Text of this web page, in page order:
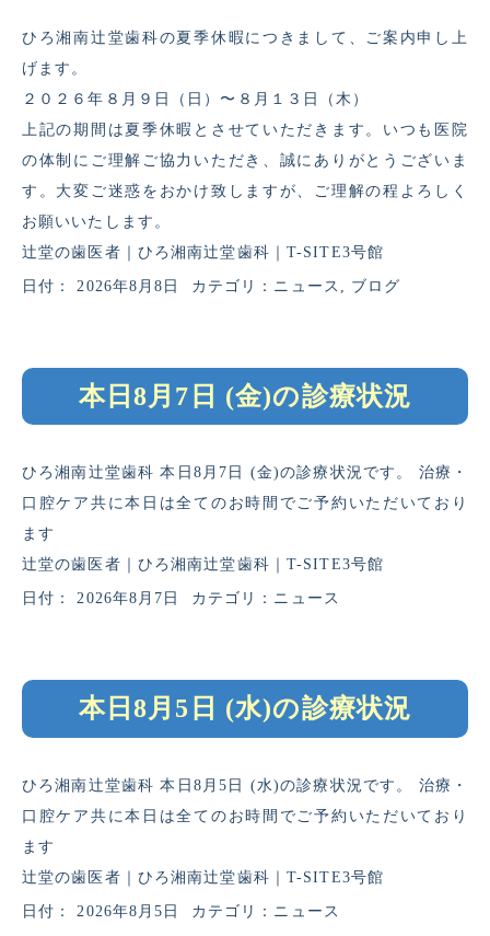
ひろ湘南辻堂歯科の夏季休暇につきまして、ご案内申し上
げます。
２０２６年８月９日（日）〜８月１３日（木）
上記の期間は夏季休暇とさせていただきます。いつも医院
の体制にご理解ご協力いただき、誠にありがとうございま
す。大変ご迷惑をおかけ致しますが、ご理解の程よろしく
お願いいたします。
辻堂の歯医者｜ひろ湘南辻堂歯科｜T-SITE3号館
日付： 2026年8月8日 カテゴリ： ニュース ブログ
本日8月7日 (金)の診療状況
ひろ湘南辻堂歯科 本日8月7日 (金)の診療状況です。 治療・
口腔ケア共に本日は全てのお時間でご予約いただいており
ます
辻堂の歯医者｜ひろ湘南辻堂歯科｜T-SITE3号館
日付：2026年8月7日 カテゴリ： ニュース
本日8月5日 (水)の診療状況
ひろ湘南辻堂歯科 本日8月5日 (水)の診療状況です。 治療・
口腔ケア共に本日は全てのお時間でご予約いただいており
ます
辻堂の歯医者｜ひろ湘南辻堂歯科｜T-SITE3号館
日付： 2026年8月5日 カテゴリ： ニュース